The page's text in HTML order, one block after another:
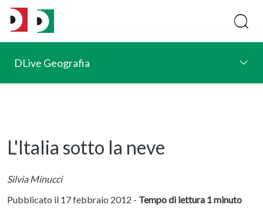
DLive Geografia
L'Italia sotto la neve
Silvia Minucci
Pubblicato il 17 febbraio 2012 - Tempo di lettura 1 minuto